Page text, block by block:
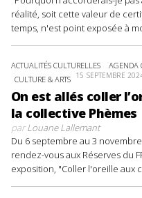
réalité, soit cette valeur de
temps, n'est point exposée à
ACTUALITÉS CULTURELLES AGENDA
CULTURE & ARTS 15 SEPTEMBRE
On est allés coller
la collective Phèmes
parLouane Lallemant
Du 6 septembre au 3
rendez-vous aux Réserves du
exposition, "Coller l'oreille aux